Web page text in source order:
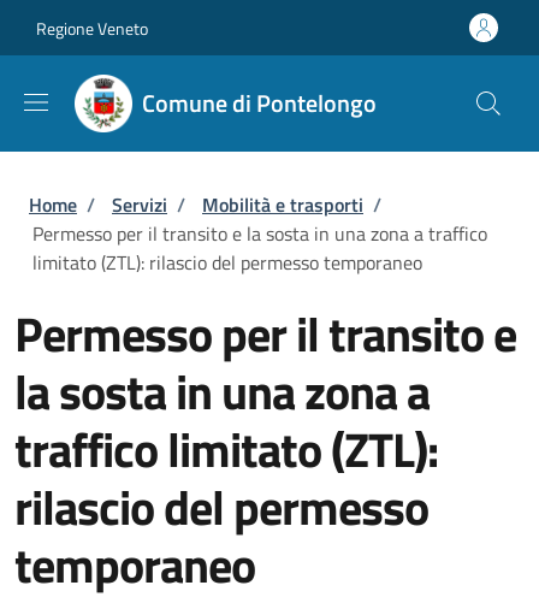
Regione Veneto
Comune di Pontelongo
Briciole di pane
Home / Servizi / Mobilità e trasporti /
Permesso per il transito e la sosta in una zona a traffico
limitato (ZTL): rilascio del permesso temporaneo
Permesso per il transito e
la sosta in una zona a
traffico limitato (ZTL):
rilascio del permesso
temporaneo